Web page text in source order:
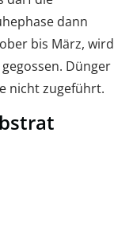
dann
bis März, wird
Dünger
nicht zugeführt.